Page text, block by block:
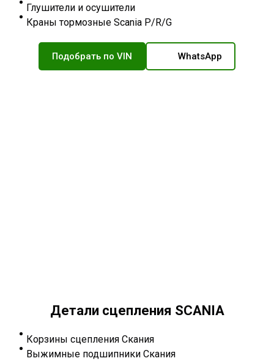
Глушители и осушители
Краны тормозные Scania P/R/G
Подобрать по VIN WhatsApp
Детали сцепления SCANIA
Корзины сцепления Скания
Выжимные подшипники Скания